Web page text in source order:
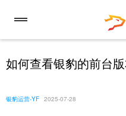
如何查看银豹的前台
银豹运营-YF 2025-07-28